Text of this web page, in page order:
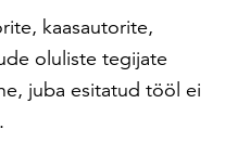
kaasautorite,
oluliste tegijate
juba esitatud tööl ei